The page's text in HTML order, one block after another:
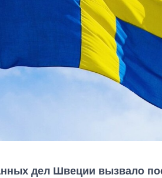
дел Швеции вызвало